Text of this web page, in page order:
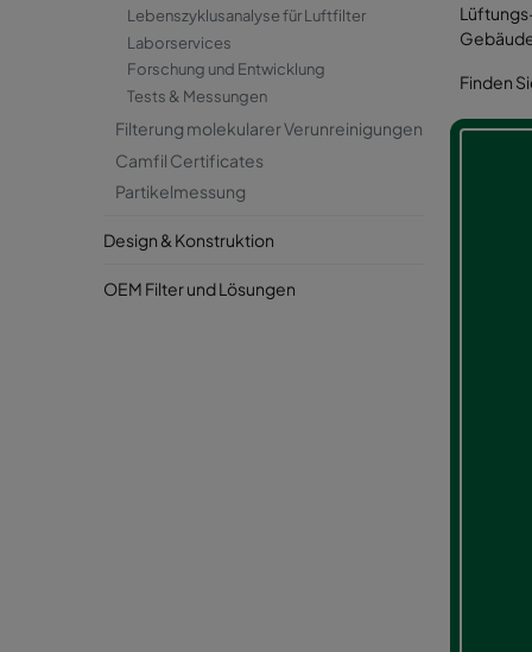
Lebenszyklusanalyse für Luftfilter
Laborservices
Forschung und Entwicklung
Tests & Messungen
Filterung molekularer Verunreinigungen
Camfil Certificates
Partikelmessung
Design & Konstruktion
OEM Filter und Lösungen
Finden